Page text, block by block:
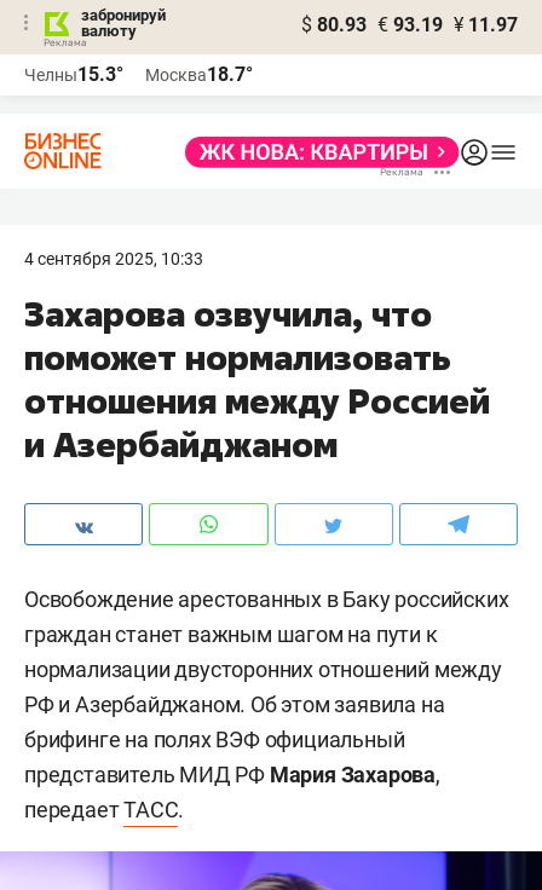
забронируй
валюту
$ 80.93 € 93.19 ¥ 11.97
Челны15.3° Москва18.7°
4 сентября 2025, 10:33
Захарова озвучила, что
поможет нормализовать
отношения между Россией
и Азербайджаном
Освобождение арестованных в Баку российских
граждан станет важным шагом на пути к
нормализации двусторонних отношений между
РФ и Азербайджаном. Об этом заявила на
брифинге на полях ВЭФ официальный
представитель МИД РФ Мария Захарова,
передаетТАСС.